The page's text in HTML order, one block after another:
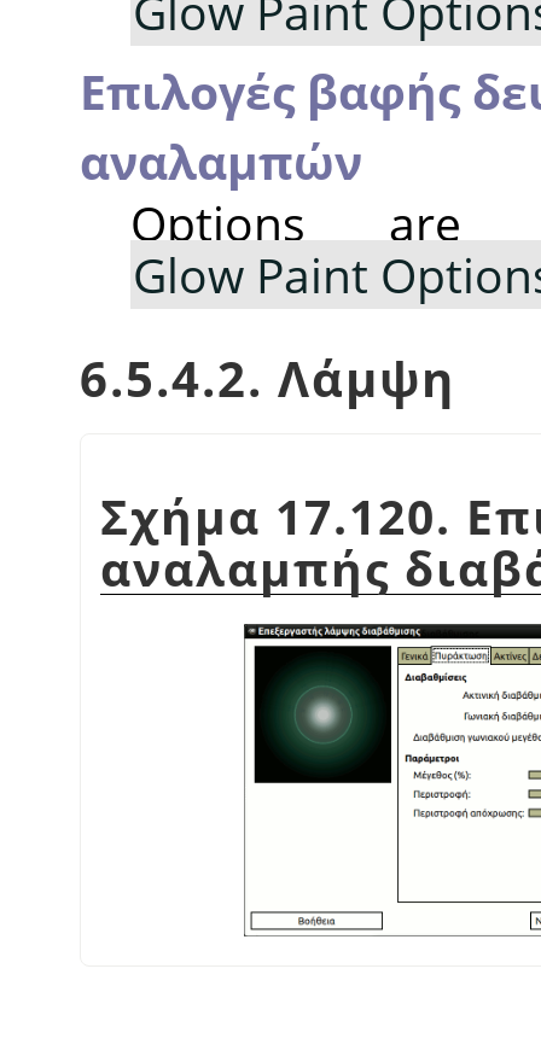
Επιλογές βαφής
αναλαμπών
Options
Glow Paint
6.5.4.2. Λάμψη
Σχήμα 17.120.
αναλαμπής